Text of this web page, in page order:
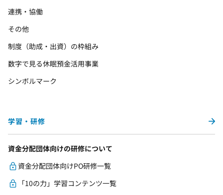
連携・協働
その他
制度（助成・出資）の枠組み
数字で見る休眠預金活用事業
シンボルマーク
学習・研修
資金分配団体向けの研修について
資金分配団体向けPO研修一覧
「10の力」学習コンテンツ一覧